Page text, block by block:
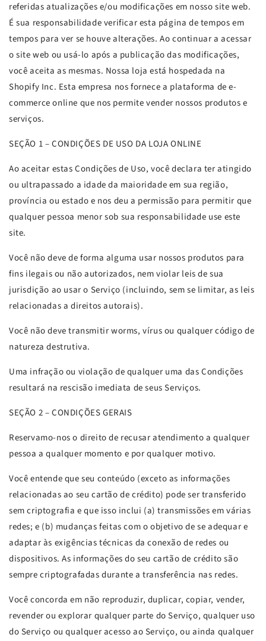
referidas atualizações e/ou modificações em nosso site web.
É sua responsabilidade verificar esta página de tempos em
tempos para ver se houve alterações. Ao continuar a acessar
o site web ou usá-lo após a publicação das modificações,
você aceita as mesmas. Nossa loja está hospedada na
Shopify Inc. Esta empresa nos fornece a plataforma de e-
commerce online que nos permite vender nossos produtos e
serviços.
SEÇÃO 1 – CONDIÇÕES DE USO DA LOJA ONLINE
Ao aceitar estas Condições de Uso, você declara ter atingido
ou ultrapassado a idade da maioridade em sua região,
província ou estado e nos deu a permissão para permitir que
qualquer pessoa menor sob sua responsabilidade use este
site.
Você não deve de forma alguma usar nossos produtos para
fins ilegais ou não autorizados, nem violar leis de sua
jurisdição ao usar o Serviço (incluindo, sem se limitar, as leis
relacionadas a direitos autorais).
Você não deve transmitir worms, vírus ou qualquer código de
natureza destrutiva.
Uma infração ou violação de qualquer uma das Condições
resultará na rescisão imediata de seus Serviços.
SEÇÃO 2 – CONDIÇÕES GERAIS
Reservamo-nos o direito de recusar atendimento a qualquer
pessoa a qualquer momento e por qualquer motivo.
Você entende que seu conteúdo (exceto as informações
relacionadas ao seu cartão de crédito) pode ser transferido
sem criptografia e que isso inclui (a) transmissões em várias
redes; e (b) mudanças feitas com o objetivo de se adequar e
adaptar às exigências técnicas da conexão de redes ou
dispositivos. As informações do seu cartão de crédito são
sempre criptografadas durante a transferência nas redes.
Você concorda em não reproduzir, duplicar, copiar, vender,
revender ou explorar qualquer parte do Serviço, qualquer uso
do Serviço ou qualquer acesso ao Serviço, ou ainda qualquer